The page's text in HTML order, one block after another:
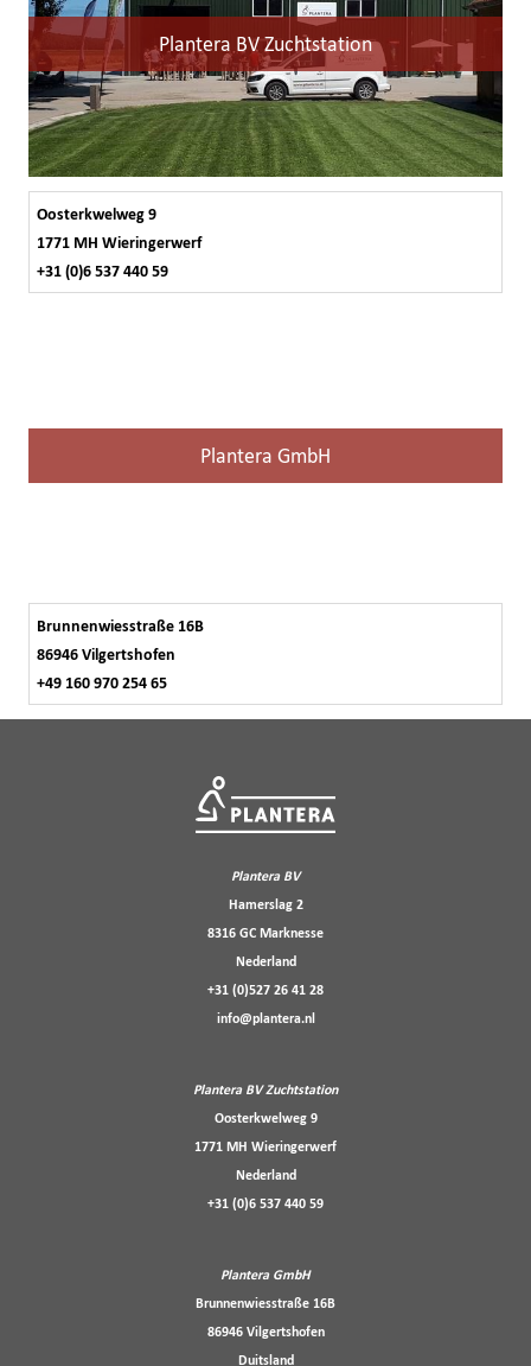
Plantera BV Zuchtstation
Oosterkwelweg 9
1771 MH Wieringerwerf
+31 (0)6 537 440 59
Plantera GmbH
Brunnenwiesstraße 16B
86946 Vilgertshofen
+49 160 970 254 65
Plantera BV
Hamerslag 2
8316 GC Marknesse
Nederland
+31 (0)527 26 41 28
info@plantera.nl
Plantera BV Zuchtstation
Oosterkwelweg 9
1771 MH Wieringerwerf
Nederland
+31 (0)6 537 440 59
Plantera GmbH
Brunnenwiesstraße 16B
86946 Vilgertshofen
Duitsland